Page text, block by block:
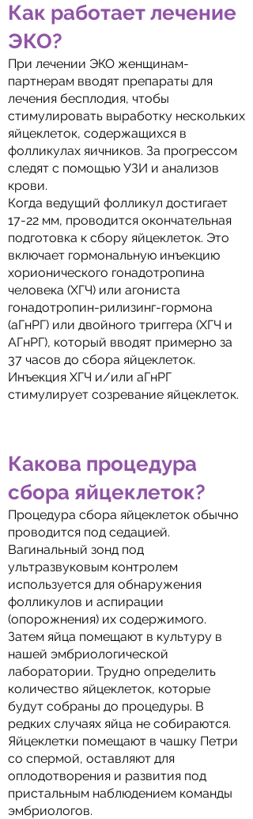
Как работает лечение
ЭКО?
При лечении ЭКО женщинам-
партнерам вводят препараты для
лечения бесплодия, чтобы
стимулировать выработку нескольких
яйцеклеток, содержащихся в
фолликулах яичников. За прогрессом
следят с помощью УЗИ и анализов
крови.
Когда ведущий фолликул достигает
17-22 мм, проводится окончательная
подготовка к сбору яйцеклеток. Это
включает гормональную инъекцию
хорионического гонадотропина
человека (ХГЧ) или агониста
гонадотропин-рилизинг-гормона
(аГнРГ) или двойного триггера (ХГЧ и
АГнРГ), который вводят примерно за
37 часов до сбора яйцеклеток.
Инъекция ХГЧ и/или аГнРГ
стимулирует созревание яйцеклеток.
Какова процедура
сбора яйцеклеток?
Процедура сбора яйцеклеток обычно
проводится под седацией.
Вагинальный зонд под
ультразвуковым контролем
используется для обнаружения
фолликулов и аспирации
(опорожнения) их содержимого.
Затем яйца помещают в культуру в
нашей эмбриологической
лаборатории. Трудно определить
количество яйцеклеток, которые
будут собраны до процедуры. В
редких случаях яйца не собираются.
Яйцеклетки помещают в чашку Петри
со спермой, оставляют для
оплодотворения и развития под
пристальным наблюдением команды
эмбриологов.